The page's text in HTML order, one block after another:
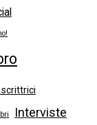
Interviste